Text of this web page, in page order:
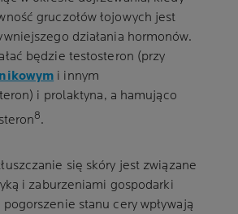
gruczołów łojowych jest
działania hormonów.
będzie testosteron (przy
i innym
i prolaktyna, a hamująco
8.
się skóry jest związane
i zaburzeniami gospodarki
stanu cery wpływają